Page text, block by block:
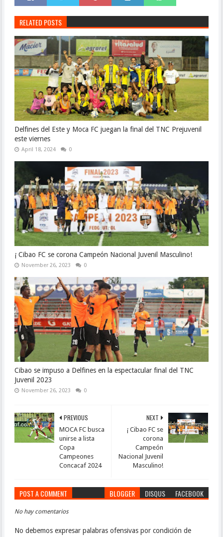
RELATED POSTS
Delfines del Este y Moca FC juegan la final del TNC Prejuvenil
este viernes
April 18, 2024 0
¡ Cibao FC se corona Campeón Nacional Juvenil Masculino!
November 26, 2023 0
Cibao se impuso a Delfines en la espectacular final del TNC
Juvenil 2023
November 26, 2023 0
NEXT
¡ Cibao FC se
corona
Campeón
Nacional Juvenil
Masculino!
PREVIOUS
MOCA FC busca
unirse a lista
Copa
Campeones
Concacaf 2024
POST A COMMENT BLOGGER DISQUS FACEBOOK
No hay comentarios
No debemos expresar palabras ofensivas por condición de